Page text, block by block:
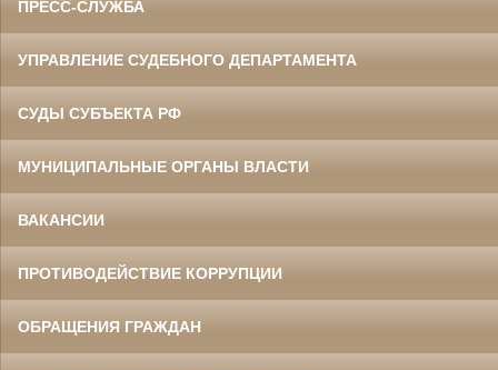
ПРЕСС-СЛУЖБА
УПРАВЛЕНИЕ СУДЕБНОГО ДЕПАРТАМЕНТА
СУДЫ СУБЪЕКТА РФ
МУНИЦИПАЛЬНЫЕ ОРГАНЫ ВЛАСТИ
ВАКАНСИИ
ПРОТИВОДЕЙСТВИЕ КОРРУПЦИИ
ОБРАЩЕНИЯ ГРАЖДАН